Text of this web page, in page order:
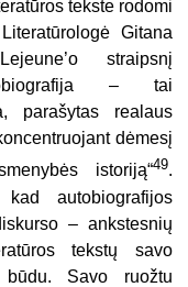
tekste rodomi
Gitana
straipsnį
– tai
parašytas realaus
dėmesį
istoriją“49.
autobiografijos
– ankstesnių
tekstų savo
Savo ruožtu